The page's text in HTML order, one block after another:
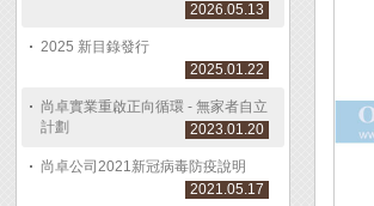
2026.05.13
2025 新目錄發行
2025.01.22
尚卓實業重啟正向循環 - 無家者自立
計劃
2023.01.20
尚卓公司2021新冠病毒防疫說明
2021.05.17